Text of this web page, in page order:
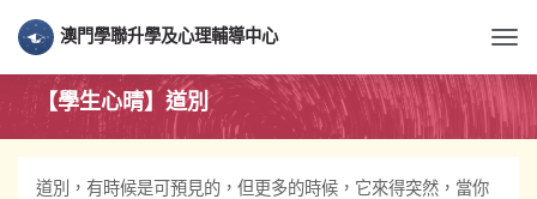
澳門學聯升學及心理輔導中心
【學生心晴】道別
道別，有時候是可預見的，但更多的時候，它來得突然，當你